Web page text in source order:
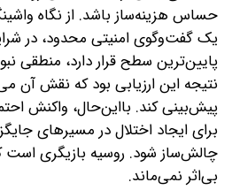
حساس هزینه‌ساز باشد. از نگاه
یک گفت‌وگوی امنیتی محدود، در
پایین‌ترین سطح قرار دارد، منطقی
نتیجه این ارزیابی بود که نقش آن
پیش‌بینی کند. با‌این‌حال، واکنش
برای ایجاد اختلال در مسیرهای
چالش‌ساز شود. روسیه بازیگری
بی‌اثر نمی‌ماند.